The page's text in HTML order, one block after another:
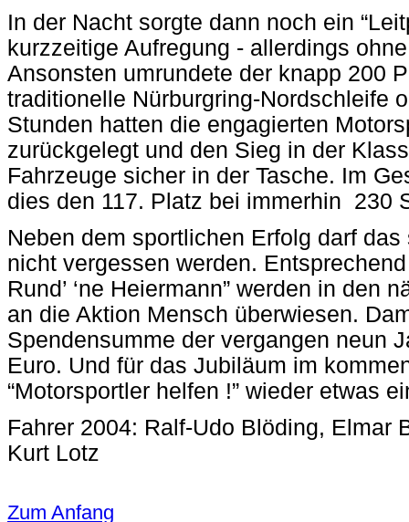
In der Nacht sorgte dann noch ein
kurzzeitige Aufregung - allerdings
Ansonsten umrundete der knapp 200
traditionelle Nürburgring-Nordschleife
Stunden hatten die engagierten
zurückgelegt und den Sieg in der
Fahrzeuge sicher in der Tasche. Im
dies den 117. Platz bei immerhin 230
Neben dem sportlichen Erfolg darf
nicht vergessen werden.
Rund’ ‘ne Heiermann” werden in den
an die Aktion Mensch überwiesen.
Spendensumme der vergangen neun
Euro. Und für das Jubiläum im
“Motorsportler helfen !” wieder etwas
Fahrer 2004: Ralf-Udo Blöding, Elmar
Kurt Lotz
Zum Anfang